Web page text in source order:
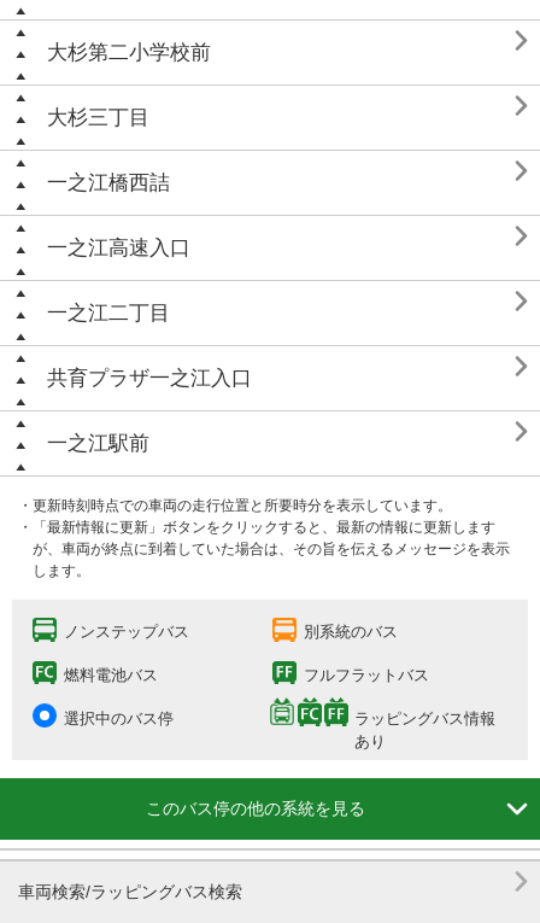
大杉第二小学校前 
大杉三丁目 
一之江橋西詰 
一之江高速入口 
一之江二丁目 
共育プラザ一之江入口 
一之江駅前 
・更新時刻時点での車両の走行位置と所要時分を表示しています。
・「最新情報に更新」ボタンをクリックすると、最新の情報に更新します
が、車両が終点に到着していた場合は、その旨を伝えるメッセージを表示
します。
ノンステップバス 別系統のバス
燃料電池バス フルフラットバス
選択中のバス停
ラッピングバス情報
あり
このバス停の他の系統を見る 
車両検索/ラッピングバス検索 